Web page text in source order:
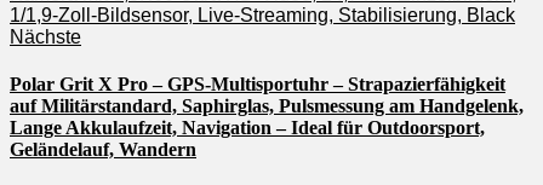
Nächste
Polar Grit X Pro – GPS-Multisportuhr – Strapazierfähigkeit
auf Militärstandard, Saphirglas, Pulsmessung am Handgelenk,
Lange Akkulaufzeit, Navigation – Ideal für Outdoorsport,
Geländelauf, Wandern